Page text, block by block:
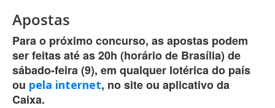
Apostas
Para o próximo concurso, as apostas podem
ser feitas até as 20h (horário de Brasília) de
sábado-feira (9), em qualquer lotérica do país
ou pela internet, no site ou aplicativo da
Caixa.